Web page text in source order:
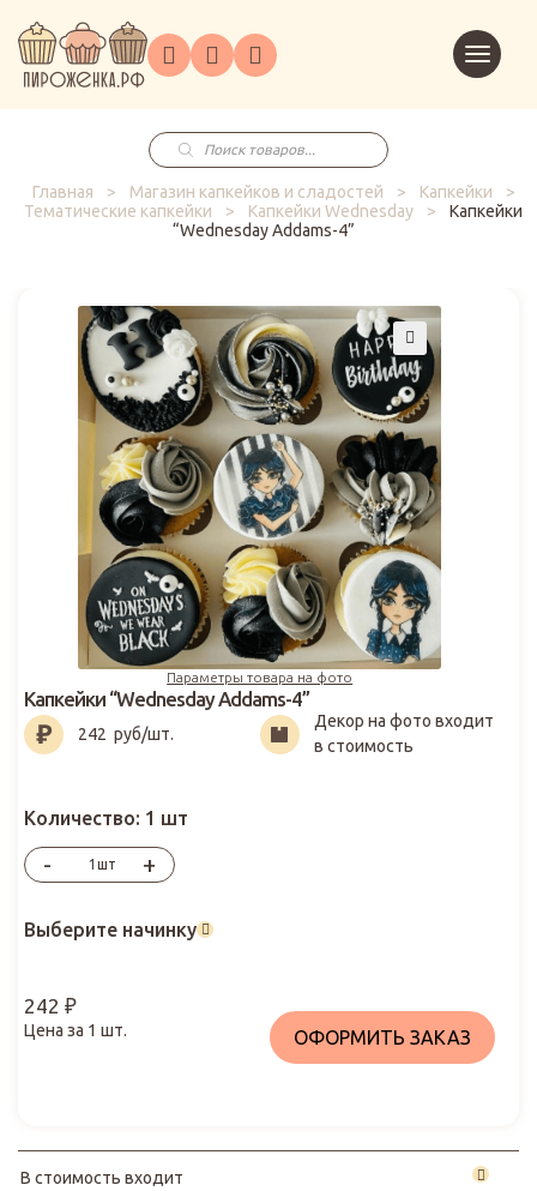
ГлавнаяКаталог
на
заказ
Праздники
Корпоративным
клиентам
в
корзину
Поиск
товаров
Главная
> Магазин капкейков и сладостей > Капкейки
>
Тематические капкейки
> Капкейки Wednesday >
Капкейки
“Wednesday Addams-4”
Параметры товара на фото
242₽
Капкейки “Wednesday Addams-4”
242 руб/шт.
Декор на фото входит
в стоимость
Количество: 1 шт
- шт +
Выберите начинку
242 ₽
Цена за 1 шт. ОФОРМИТЬ ЗАКАЗ
В стоимость входит